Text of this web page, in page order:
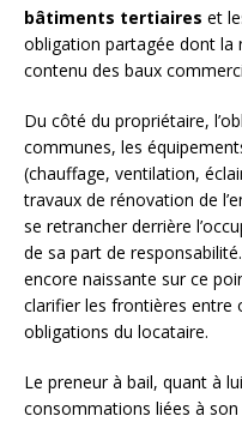
bâtiments tertiaires et
obligation partagée dont la
contenu des baux
Du côté du propriétaire,
communes, les
(chauffage, ventilation,
travaux de rénovation de
se retrancher derrière
de sa part de
encore naissante sur ce
clarifier les frontières entre
obligations du locataire.
Le preneur à bail, quant à
consommations liées à